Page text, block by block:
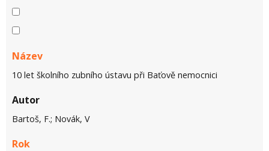
Název
10 let školního zubního ústavu při Baťově nemocnici
Autor
Bartoš, F.; Novák, V
Rok